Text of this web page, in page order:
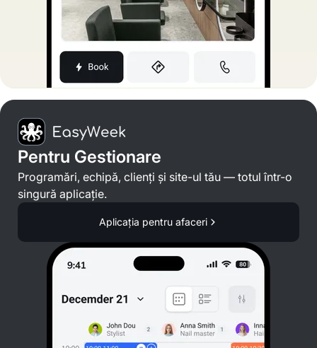
Pentru Gestionare
Programări, echipă, clienți și site-ul tău — totul într-o
singură aplicație.
Aplicația pentru afaceri